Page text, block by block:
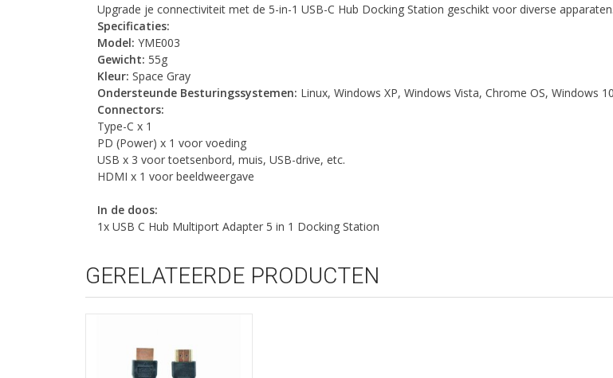
Upgrade je connectiviteit met de 5-in-1 USB-C Hub Docking Station geschikt voor diverse apparaten.
Specificaties:
Model: YME003
Gewicht: 55g
Kleur: Space Gray
Ondersteunde Besturingssystemen: Linux, Windows XP, Windows Vista, Chrome OS, Windows 10
Connectors:
Type-C x 1
PD (Power) x 1 voor voeding
USB x 3 voor toetsenbord, muis, USB-drive, etc.
HDMI x 1 voor beeldweergave
In de doos:
1x USB C Hub Multiport Adapter 5 in 1 Docking Station
GERELATEERDE PRODUCTEN